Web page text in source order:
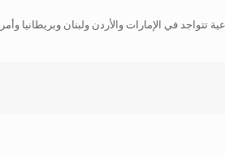
القابضة قامت بتأسيس 17 شركة منذ عام 2009 وتمكنت من إعادة بيعها فيما تدير الآن 7 شركات فرعية